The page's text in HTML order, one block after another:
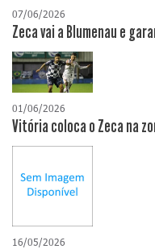
07/06/2026
Zeca vai a Blumenau e
01/06/2026
Vitória coloca o Zeca na
16/05/2026